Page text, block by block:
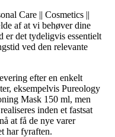
Care || Cosmetics ||
af at vi behøver dine
er det tydeligvis essentielt
ved den relevante
efter en enkelt
eksempelvis Pureology
Mask 150 ml, men
inden et fastsat
at få de nye varer
har fyraften.